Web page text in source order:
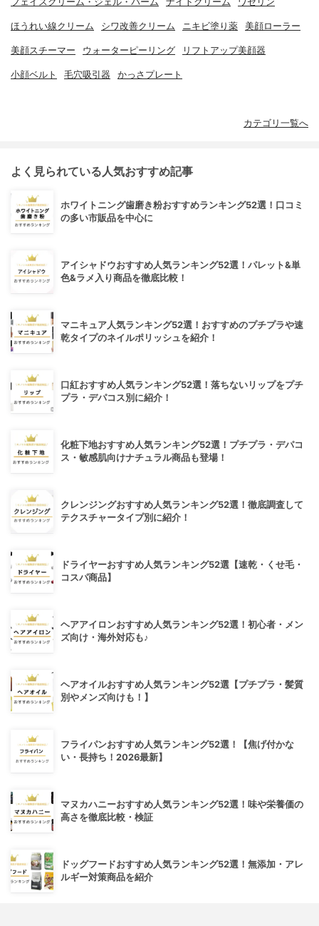
ほうれい線クリーム シワ改善クリーム ニキビ塗り薬 美顔ローラー
美顔スチーマー ウォーターピーリング リフトアップ美顔器
小顔ベルト 毛穴吸引器 かっさプレート
カテゴリ一覧へ
よく見られている人気おすすめ記事
ホワイトニング歯磨き粉おすすめランキング52選！口コミ
の多い市販品を中心に
アイシャドウおすすめ人気ランキング52選！パレット&単
色&ラメ入り商品を徹底比較！
マニキュア人気ランキング52選！おすすめのプチプラや速
乾タイプのネイルポリッシュを紹介！
口紅おすすめ人気ランキング52選！落ちないリップをプチ
プラ・デパコス別に紹介！
化粧下地おすすめ人気ランキング52選！プチプラ・デパコ
ス・敏感肌向けナチュラル商品も登場！
クレンジングおすすめ人気ランキング52選！徹底調査して
テクスチャータイプ別に紹介！
ドライヤーおすすめ人気ランキング52選【速乾・くせ毛・
コスパ商品】
ヘアアイロンおすすめ人気ランキング52選！初心者・メン
ズ向け・海外対応も♪
ヘアオイルおすすめ人気ランキング52選【プチプラ・髪質
別やメンズ向けも！】
フライパンおすすめ人気ランキング52選！【焦げ付かな
い・長持ち！2026最新】
マヌカハニーおすすめ人気ランキング52選！味や栄養価の
高さを徹底比較・検証
ドッグフードおすすめ人気ランキング52選！無添加・アレ
ルギー対策商品を紹介